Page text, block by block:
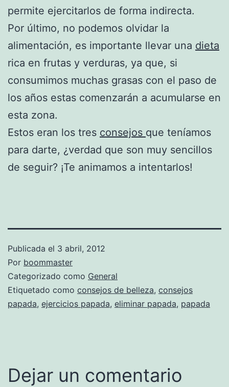
permite ejercitarlos de forma indirecta.
Por último, no podemos olvidar la
alimentación, es importante llevar una dieta
rica en frutas y verduras, ya que, si
consumimos muchas grasas con el paso de
los años estas comenzarán a acumularse en
esta zona.
Estos eran los tres consejos que teníamos
para darte, ¿verdad que son muy sencillos
de seguir? ¡Te animamos a intentarlos!
Publicada el 3 abril, 2012
Por boommaster
Categorizado como General
Etiquetado como consejos de belleza, consejos
papada, ejercicios papada, eliminar papada, papada
Dejar un comentario